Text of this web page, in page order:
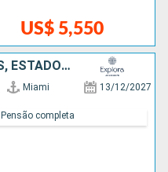
US$ 5,550
JAMAICA, ARUBA, BAHAMAS, ESTADOS UNIDOS
Miami 13/12/2027
Pensão completa